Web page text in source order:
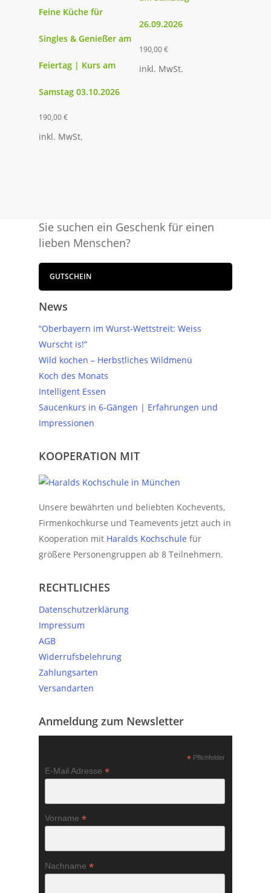
Feine Küche für
Singles & Genießer am
Feiertag | Kurs am
Samstag 03.10.2026
190,00€
inkl. MwSt.
26.09.2026
190,00€
inkl. MwSt.
Sie suchen ein Geschenk für einen
lieben Menschen?
GUTSCHEIN
News
“Oberbayern im Wurst-Wettstreit: Weiss
Wurscht is!”
Wild kochen – Herbstliches Wildmenü
Koch des Monats
Intelligent Essen
Saucenkurs in 6-Gängen | Erfahrungen und
Impressionen
KOOPERATION MIT
Unsere bewährten und beliebten Kochevents,
Firmenkochkurse und Teamevents jetzt auch in
Kooperation mit Haralds Kochschule für
größere Personengruppen ab 8 Teilnehmern.
RECHTLICHES
Datenschutzerklärung
Impressum
AGB
Widerrufsbelehrung
Zahlungsarten
Versandarten
Anmeldung zum Newsletter
*Pflichfelder
E-Mail Adresse *
Vorname *
Nachname *